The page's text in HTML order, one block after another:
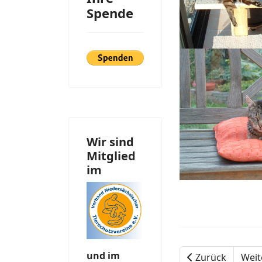
Spende
Wir sind
Mitglied
im
und im Zurück